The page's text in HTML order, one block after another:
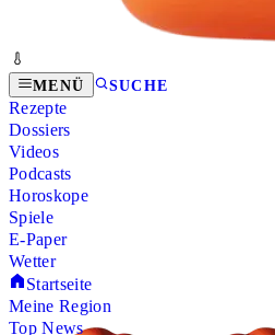
MENÜ SUCHE
Rezepte
Dossiers
Videos
Podcasts
Horoskope
Spiele
E-Paper
Wetter
Startseite
Meine Region
Top News